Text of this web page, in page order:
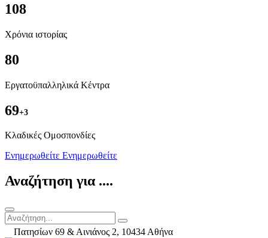
108
Χρόνια ιστορίας
80
Εργατοϋπαλληλικά Κέντρα
69+3
Kλαδικές Ομοσπονδίες
Ενημερωθείτε Ενημερωθείτε
Αναζήτηση για ....
Πατησίων 69 & Αινιάνος 2, 10434 Αθήνα